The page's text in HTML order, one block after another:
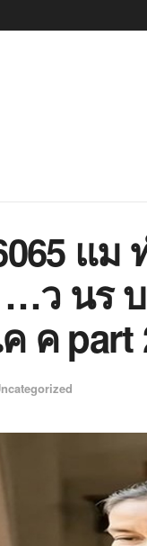
แ
…ว นร
ค part